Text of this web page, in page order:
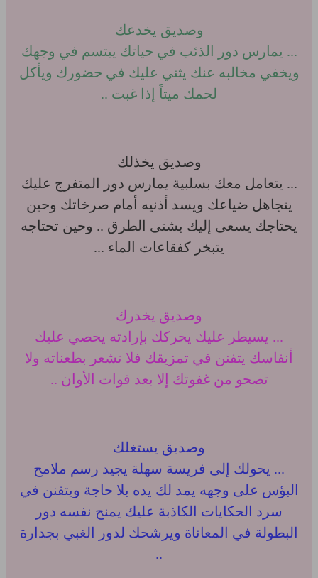
وصديق يخدعك
... يمارس دور الذئب في حياتك يبتسم في وجهك
ويخفي مخالبه عنك يثني عليك في حضورك ويأكل
لحمك ميتاً إذا غبت ..
وصديق يخذلك
... يتعامل معك بسلبية يمارس دور المتفرج عليك
يتجاهل ضياعك ويسد أذنيه أمام صرخاتك وحين
يحتاجك يسعى إليك بشتى الطرق .. وحين تحتاجه
يتبخر كفقاعات الماء ...
وصديق يخدرك
... يسيطر عليك يحركك بإرادته يحصي عليك
أنفاسك يتفنن في تمزيقك فلا تشعر بطعناته ولا
تصحو من غفوتك إلا بعد فوات الأوان ..
وصديق يستغلك
... يحولك إلى فريسة سهلة يجيد رسم ملامح
البؤس على وجهه يمد لك يده بلا حاجة ويتفنن في
سرد الحكايات الكاذبة عليك يمنح نفسه دور
البطولة في المعاناة ويرشحك لدور الغبي بجدارة
..